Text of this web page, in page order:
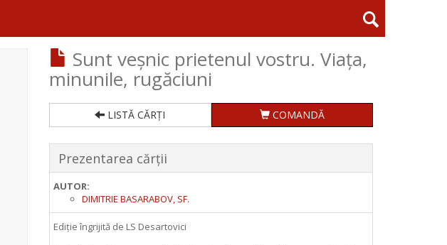
Sunt veșnic prietenul vostru. Viața,
minunile, rugăciuni
LISTĂ CĂRȚI COMANDĂ
Prezentarea cărții
AUTOR:
DIMITRIE BASARABOV, SF.
Ediție îngrijită de LS Desartovici